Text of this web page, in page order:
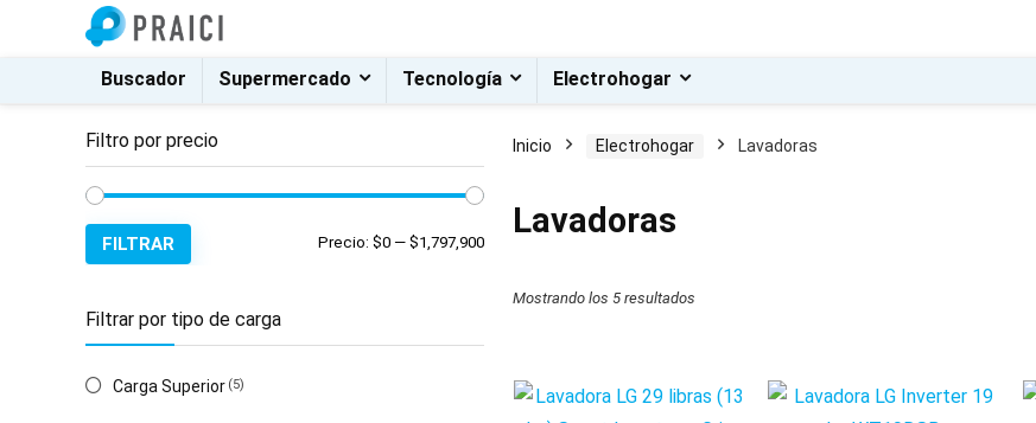
Buscador Supermercado Tecnología Electrohogar
Filtro por precio
Precio
Precio
FILTRAR Precio: $0 — $1,797,900
Filtrar por tipo de carga
Carga Superior (5)
Inicio Electrohogar Lavadoras
Lavadoras
Mostrando los 5 resultados